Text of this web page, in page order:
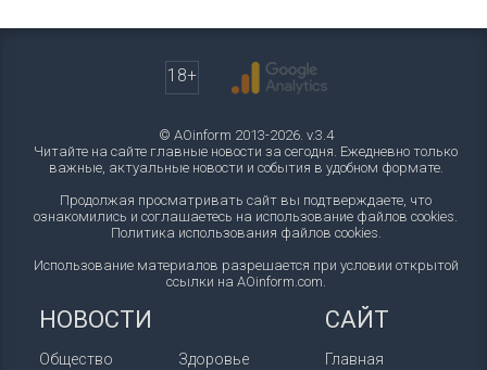
18+
© AOinform 2013-2026. v.3.4
Читайте на сайте главные новости за сегодня. Ежедневно только
важные, актуальные новости и события в удобном формате.
Продолжая просматривать сайт вы подтверждаете, что
ознакомились и соглашаетесь на использование файлов cookies.
Политика использования файлов cookies.
Использование материалов разрешается при условии открытой
ссылки на AOinform.com.
НОВОСТИ
Общество
Здоровье
САЙТ
Главная